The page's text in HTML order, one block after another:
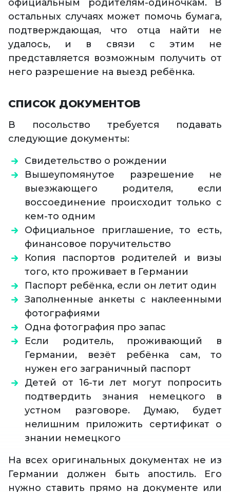
официальным родителям-одиночкам. В
остальных случаях может помочь бумага,
подтверждающая, что отца найти не
удалось, и в связи с этим не
представляется возможным получить от
него разрешение на выезд ребёнка.
СПИСОК ДОКУМЕНТОВ
В посольство требуется подавать
следующие документы:
Свидетельство о рождении
Вышеупомянутое разрешение не
выезжающего родителя, если
воссоединение происходит только с
кем-то одним
Официальное приглашение, то есть,
финансовое поручительство
Копия паспортов родителей и визы
того, кто проживает в Германии
Паспорт ребёнка, если он летит один
Заполненные анкеты с наклеенными
фотографиями
Одна фотография про запас
Если родитель, проживающий в
Германии, везёт ребёнка сам, то
нужен его заграничный паспорт
Детей от 16-ти лет могут попросить
подтвердить знания немецкого в
устном разговоре. Думаю, будет
нелишним приложить сертификат о
знании немецкого
На всех оригинальных документах не из
Германии должен быть апостиль. Его
нужно ставить прямо на документе или